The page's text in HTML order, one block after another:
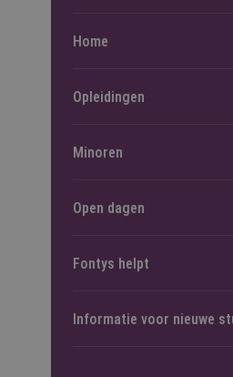
Home
Opleidingen
Minoren
Open dagen
Fontys helpt
Informatie voor nieuwe